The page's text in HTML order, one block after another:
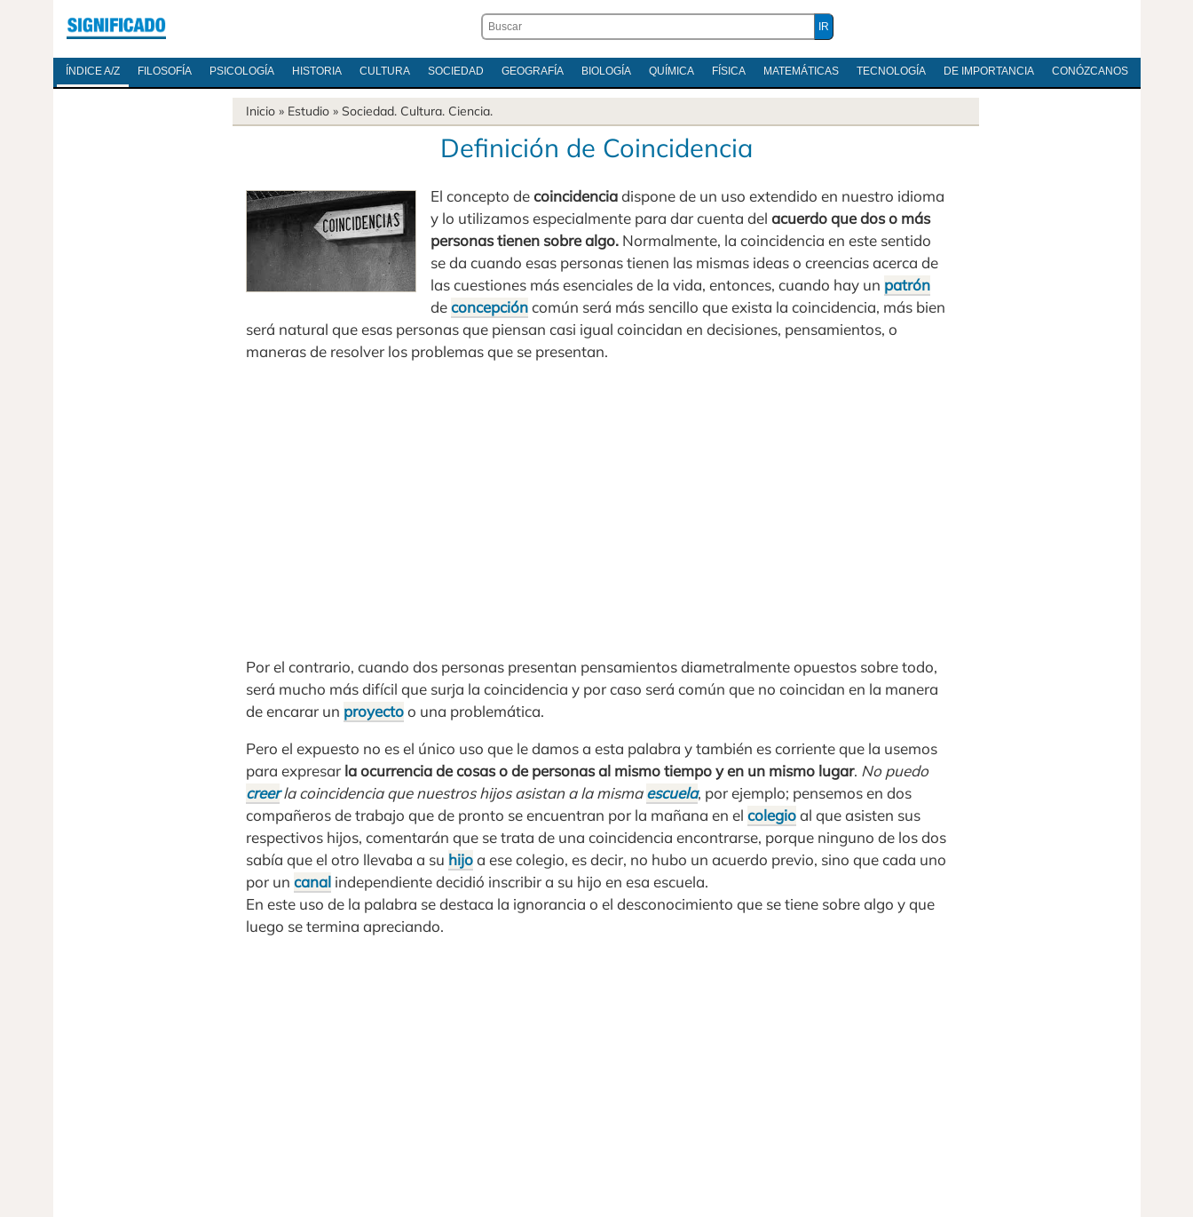
ÍNDICE A/Z FILOSOFÍA PSICOLOGÍA HISTORIA CULTURA SOCIEDAD GEOGRAFÍA BIOLOGÍA QUÍMICA FÍSICA MATEMÁTICAS TECNOLOGÍA DE IMPORTANCIA CONÓZCANOS
Inicio » Estudio » Sociedad. Cultura. Ciencia.
Definición de Coincidencia
El concepto decoincidenciadispone de un uso extendido en nuestro idioma
y lo utilizamos especialmente para dar cuenta del acuerdo que dos o más
personas tienen sobre algo. Normalmente, la coincidencia en este sentido
se da cuando esas personas tienen las mismas ideas o creencias acerca de
las cuestiones más esenciales de la vida, entonces, cuando hay un patrón
deconcepcióncomún será más sencillo que exista la coincidencia, más bien
será natural que esas personas que piensan casi igual coincidan en decisiones, pensamientos, o
maneras de resolver los problemas que se presentan.
Por el contrario, cuando dos personas presentan pensamientos diametralmente opuestos sobre todo,
será mucho más difícil que surja la coincidencia y por caso será común que no coincidan en la manera
de encarar un proyectoo una problemática.
Pero el expuesto no es el único uso que le damos a esta palabra y también es corriente que la usemos
para expresar la ocurrencia de cosas o de personas al mismo tiempo y en un mismo lugar. No puedo
creerla coincidencia que nuestros hijos asistan a la mismaescuela, por ejemplo; pensemos en dos
compañeros de trabajo que de pronto se encuentran por la mañana en el colegioal que asisten sus
respectivos hijos, comentarán que se trata de una coincidencia encontrarse, porque ninguno de los dos
sabía que el otro llevaba a su hijoa ese colegio, es decir, no hubo un acuerdo previo, sino que cada uno
por un canal independiente decidió inscribir a su hijo en esa escuela.
En este uso de la palabra se destaca la ignorancia o el desconocimiento que se tiene sobre algo y que
luego se termina apreciando.